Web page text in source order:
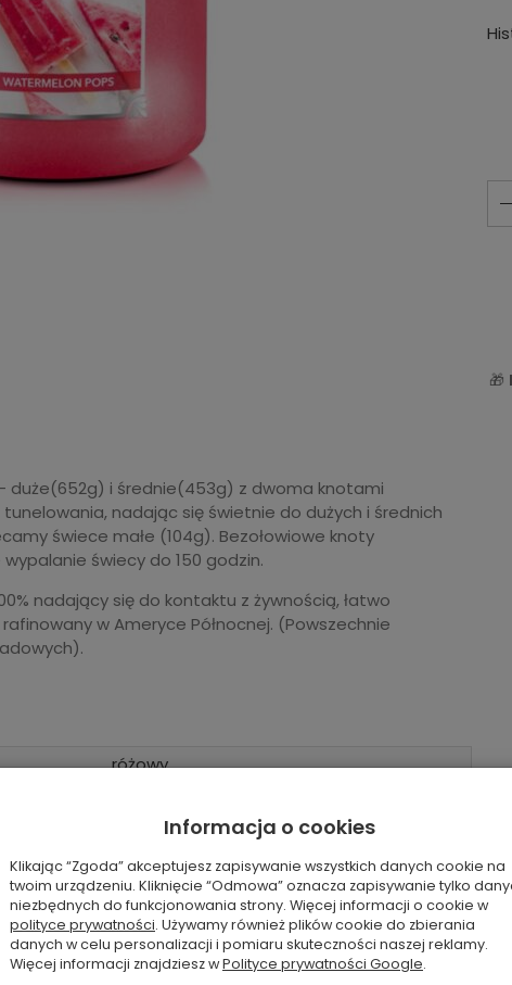
🎁
i średnie(453g) z dwoma knotami
nadając się świetnie do dużych i średnich
świece małe (104g). Bezołowiowe knoty
świecy do 150 godzin.
nadający się do kontaktu z żywnością, łatwo
w Ameryce Północnej. (Powszechnie
różowy
17 cm
fresh citrus, fruity
2 x bawełniany
USA
Informacja o cookies
Klikając “Zgoda” akceptujesz zapisywanie wszystkich danych cookie na
twoim urządzeniu. Kliknięcie “Odmowa” oznacza zapisywanie tylko
niezbędnych do funkcjonowania strony. Więcej informacji o cookie w
polityce prywatności. Używamy również plików cookie do zbierania
danych w celu personalizacji i pomiaru skuteczności naszej reklamy.
Więcej informacji znajdziesz wPolityce prywatności Google.